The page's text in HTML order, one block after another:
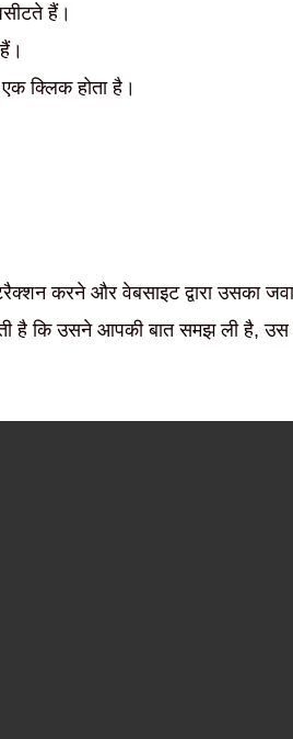
हैं।
क्लिक होता है।
करने और वेबसाइट द्वारा उसका
है कि उसने आपकी बात समझ ली है, उस